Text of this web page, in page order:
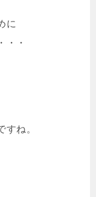
に
・・
すね。